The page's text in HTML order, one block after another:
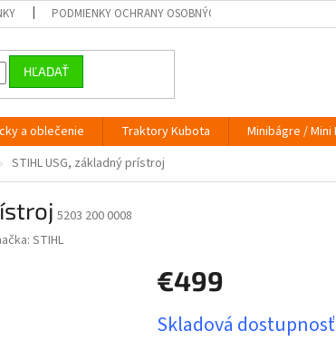
PODMIENKY OCHRANY OSOBNÝCH ÚDAJOV
HĽADAŤ
a oblečenie Traktory Kubota Minibágre / Mini
STIHL USG, základný prístroj
5203 200 0008
STIHL
€499
cena:
Skladová